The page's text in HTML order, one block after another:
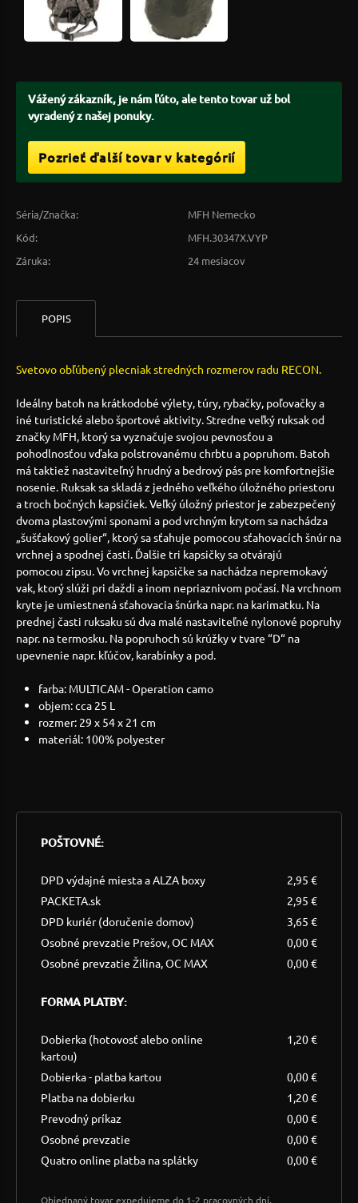
Vážený zákazník, je nám ľúto, ale tento tovar už bol
vyradený z našej ponuky.
Pozrieť ďalší tovar v kategórií
Séria/Značka:
MFH Nemecko
Kód:
MFH.30347X.VYP
Záruka:
24 mesiacov
POPIS
Svetovo obľúbený plecniak stredných rozmerov radu RECON.
Ideálny batoh na krátkodobé výlety, túry, rybačky, poľovačky a
iné turistické alebo športové aktivity. Stredne veľký ruksak od
značky MFH, ktorý sa vyznačuje svojou pevnosťou a
pohodlnosťou vďaka polstrovanému chrbtu a popruhom. Batoh
má taktiež nastaviteľný hrudný a bedrový pás pre komfortnejšie
nosenie. Ruksak sa skladá z jedného veľkého úložného priestoru
a troch bočných kapsičiek. Veľký úložný priestor je zabezpečený
dvoma plastovými sponami a pod vrchným krytom sa nachádza
„šušťakový golier“, ktorý sa sťahuje pomocou sťahovacích šnúr na
vrchnej a spodnej časti. Ďalšie tri kapsičky sa otvárajú
pomocou zipsu. Vo vrchnej kapsičke sa nachádza nepremokavý
vak, ktorý slúži pri daždi a inom nepriaznivom počasí. Na vrchnom
kryte je umiestnená sťahovacia šnúrka napr. na karimatku. Na
prednej časti ruksaku sú dva malé nastaviteľné nylonové popruhy
napr. na termosku. Na popruhoch sú krúžky v tvare “D“ na
upevnenie napr. kľúčov, karabínky a pod.
farba: MULTICAM - Operation camo
objem: cca 25 L
rozmer: 29 x 54 x 21 cm
materiál: 100% polyester
POŠTOVNÉ:
DPD výdajné miesta a ALZA boxy
2,95 €
PACKETA.sk
2,95 €
DPD kuriér (doručenie domov)
3,65 €
Osobné prevzatie Prešov, OC MAX
0,00 €
Osobné prevzatie Žilina, OC MAX
0,00 €
FORMA PLATBY:
Dobierka (hotovosť alebo online
kartou)
1,20 €
Dobierka - platba kartou
0,00 €
Platba na dobierku
1,20 €
Prevodný príkaz
0,00 €
Osobné prevzatie
0,00 €
Quatro online platba na splátky
0,00 €
Objednaný tovar expedujeme do 1-2 pracovných dní.